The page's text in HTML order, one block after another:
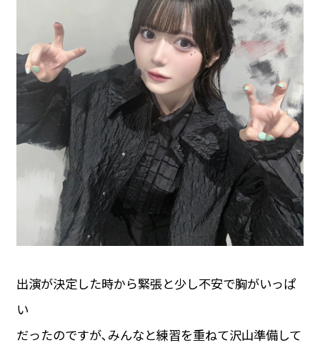
出演が決定した時から緊張と少し不安で胸がいっぱ
い
だったのですが､みんなと練習を重ねて沢山準備して